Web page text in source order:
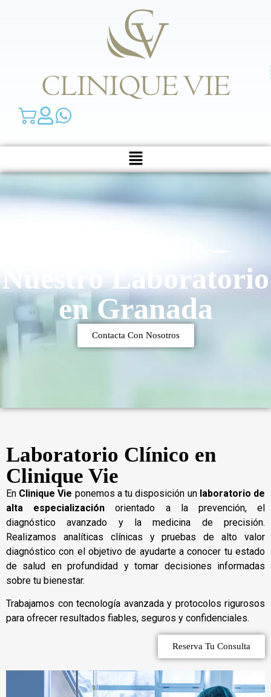
Clinique Vie –
Nuestro Laboratorio
en Granada
Contacta Con Nosotros
Laboratorio Clínico en
Clinique Vie
En Clinique Vie ponemos a tu disposición un laboratorio de
alta especialización orientado a la prevención, el
diagnóstico avanzado y la medicina de precisión.
Realizamos analíticas clínicas y pruebas de alto valor
diagnóstico con el objetivo de ayudarte a conocer tu estado
de salud en profundidad y tomar decisiones informadas
sobre tu bienestar.
Trabajamos con tecnología avanzada y protocolos rigurosos
para ofrecer resultados fiables, seguros y confidenciales.
Reserva Tu Consulta